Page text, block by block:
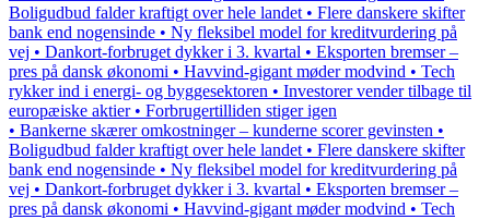
Boligudbud falder kraftigt over hele landet • Flere danskere skifter
bank end nogensinde • Ny fleksibel model for kreditvurdering på
vej • Dankort-forbruget dykker i 3. kvartal • Eksporten bremser –
pres på dansk økonomi • Havvind-gigant møder modvind • Tech
rykker ind i energi- og byggesektoren • Investorer vender tilbage til
europæiske aktier • Forbrugertilliden stiger igen
• Bankerne skærer omkostninger – kunderne scorer gevinsten •
Boligudbud falder kraftigt over hele landet • Flere danskere skifter
bank end nogensinde • Ny fleksibel model for kreditvurdering på
vej • Dankort-forbruget dykker i 3. kvartal • Eksporten bremser –
pres på dansk økonomi • Havvind-gigant møder modvind • Tech